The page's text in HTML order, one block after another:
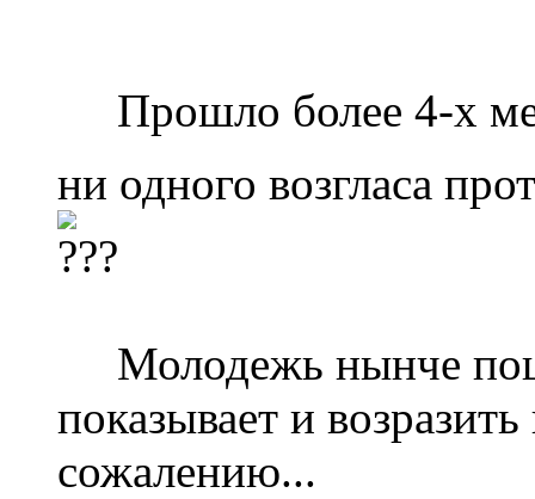
Прошло более 4-х
ни одного возгласа
Молодежь нынче
показывает и
сожалению...